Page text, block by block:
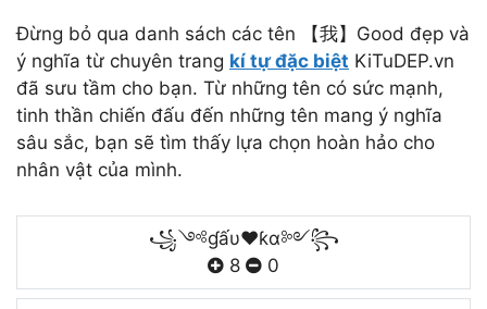
Đừng bỏ qua danh sách các tên 【我】Good đẹp và
ý nghĩa từ chuyên trang kí tự đặc biệt KiTuDEP.vn
đã sưu tầm cho bạn. Từ những tên có sức mạnh,
tinh thần chiến đấu đến những tên mang ý nghĩa
sâu sắc, bạn sẽ tìm thấy lựa chọn hoàn hảo cho
nhân vật của mình.
꧁༺ɠấυ❤ƙɑ༻꧂
8
0